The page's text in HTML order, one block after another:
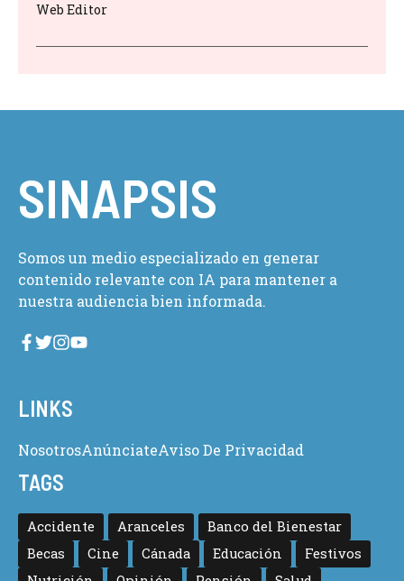
Web Editor
SINAPSIS
Somos un medio especializado en generar
contenido relevante con IA para mantener a
nuestra audiencia bien informada.
LINKS
NosotrosAnúnciateAviso De Privacidad
TAGS
Accidente Aranceles
Banco del Bienestar
Becas
Cine Cánada Educación
Festivos